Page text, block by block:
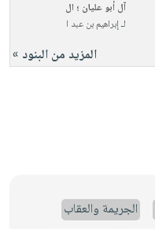
آل أبو عليان ؛ ال
لـإبراهيم بن عبد ا
المزيد من البنود »
الجريمة والعقاب